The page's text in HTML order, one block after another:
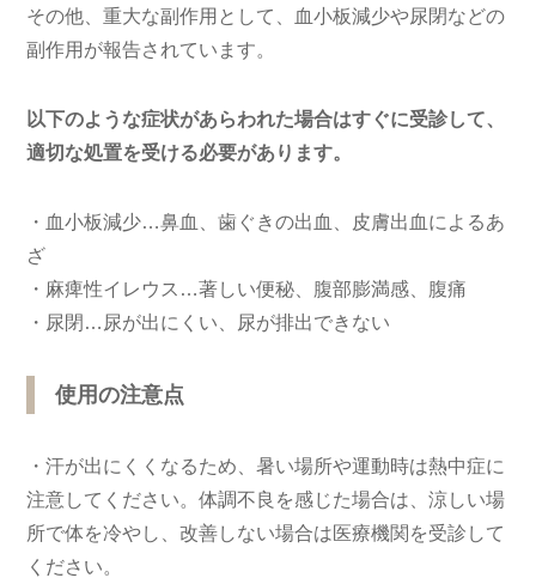
その他、重大な副作用として、血小板減少や尿閉などの
副作用が報告されています。
以下のような症状があらわれた場合はすぐに受診して、
適切な処置を受ける必要があります。
・血小板減少…鼻血、歯ぐきの出血、皮膚出血によるあ
ざ
・麻痺性イレウス…著しい便秘、腹部膨満感、腹痛
・尿閉…尿が出にくい、尿が排出できない
使用の注意点
・汗が出にくくなるため、暑い場所や運動時は熱中症に
注意してください。体調不良を感じた場合は、涼しい場
所で体を冷やし、改善しない場合は医療機関を受診して
ください。